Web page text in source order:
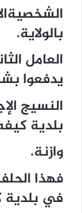
بالولاية.
العامل
يدفعوا
النسيج
بلدية
وازنة.
فهذا
في بلدية